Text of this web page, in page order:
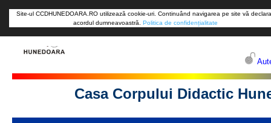
Site-ul CCDHUNEDOARA.RO utilizează cookie-uri. Continuând navigarea pe site vă
acordul dumneavoastră. Politica de confidențialitate
Casa Corpului Didactic